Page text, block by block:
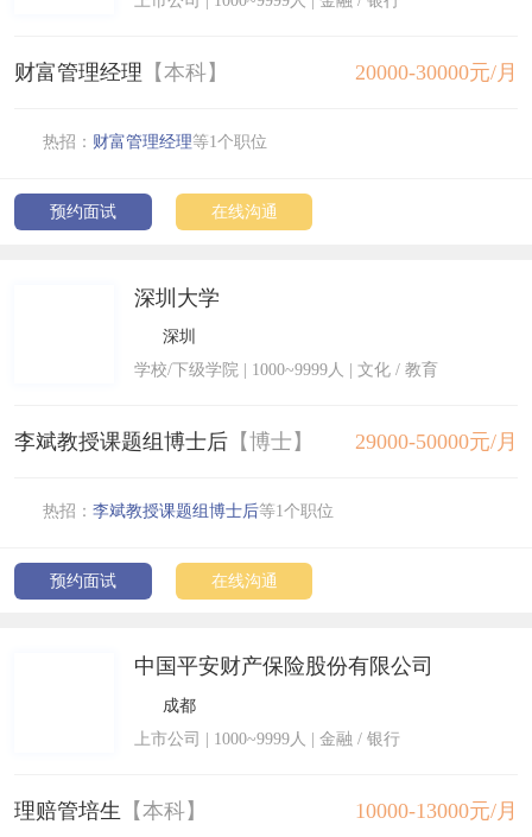
财富管理经理 【本科】 20000-30000元/月
热招： 财富管理经理等1个职位
预约面试 在线沟通
深圳大学
深圳
学校/下级学院 | 1000~9999人 | 文化 / 教育
李斌教授课题组博士后【博士】 29000-50000元/月
热招： 李斌教授课题组博士后等1个职位
预约面试 在线沟通
中国平安财产保险股份有限公司
成都
上市公司 | 1000~9999人 | 金融 / 银行
理赔管培生 【本科】 10000-13000元/月